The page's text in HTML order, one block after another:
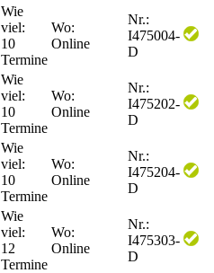
Wie
viel:
10
Termine
Wo:
Online
Nr.:
I475004-
D
Wie
viel:
10
Termine
Wo:
Online
Nr.:
I475202-
D
Wie
viel:
10
Termine
Wo:
Online
Nr.:
I475204-
D
Wie
viel:
12
Termine
Wo:
Online
Nr.:
I475303-
D